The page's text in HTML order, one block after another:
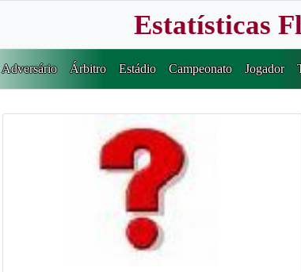
Estatísticas
Adversário Árbitro Estádio Campeonato Jogador